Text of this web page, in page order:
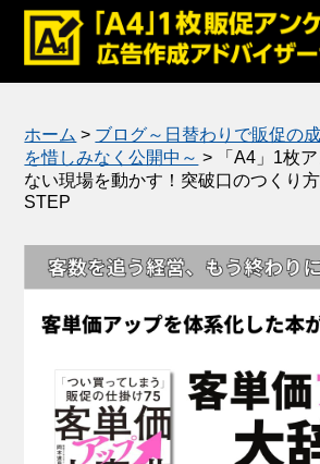
メディア掲載
公式ブログ
ホーム > ブログ～日替わりで販促の
を惜しみなく公開中～ >
「A4」1枚
ない現場を動かす！突破口のつくり
STEP